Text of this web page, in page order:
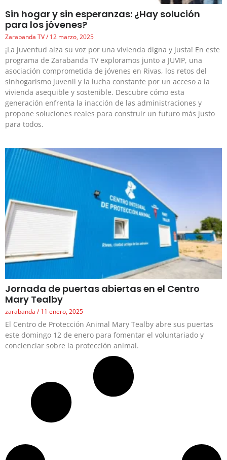
Sin hogar y sin esperanzas: ¿Hay solución
para los jóvenes?
Zarabanda TV 12 marzo, 2025
¡La juventud alza su voz por una vivienda digna y justa! En este
programa de Zarabanda TV exploramos junto a JUVIP, una
asociación comprometida de jóvenes en Rivas, los retos del
sinhogarismo juvenil y la lucha constante por un acceso a la
vivienda asequible y sostenible. Descubre cómo esta
generación enfrenta la inacción de las administraciones y
propone soluciones reales para construir un futuro más justo
para todos.
Jornada de puertas abiertas en el Centro
Mary Tealby
zarabanda 11 enero, 2025
El Centro de Protección Animal Mary Tealby abre sus puertas
este domingo 12 de enero para fomentar el voluntariado y
concienciar sobre la protección animal.